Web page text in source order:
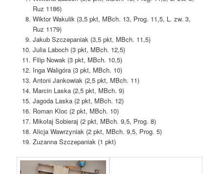
Ruz 1186)
Wiktor Wakulik (3,5 pkt, MBch. 13, Prog. 11,5, L. zw. 3,
Ruz 1179)
Jakub Szczepaniak (3,5 pkt, MBch. 11,5)
Julia Laboch (3 pkt, MBch. 12,5)
Filip Nowak (3 pkt, MBch. 10,5)
Inga Waligóra (3 pkt, MBch. 10)
Antoni Jankowiak (2,5 pkt, MBch. 11)
Marcin Laska (2,5 pkt, MBch. 9)
Jagoda Laska (2 pkt, MBch. 12)
Roman Kloc (2 pkt, MBch. 10)
Mikołaj Sobieraj (2 pkt, MBch. 9,5, Prog. 8)
Alicja Wawrzyniak (2 pkt, MBch. 9,5, Prog. 5)
Zuzanna Szczepaniak (1 pkt)